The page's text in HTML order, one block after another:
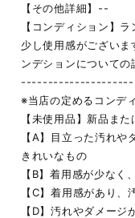
【その他詳細】--
【コンディション】ラ
少し使用感がござい
ンデションについての
※当店の定めるコンデ
【未使用品】新品ま
【A】目立った汚れ
きれいなもの
【B】着用感が少な
【C】着用感があり
【D】汚れやダメージ